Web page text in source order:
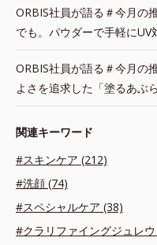
ORBIS社員が語る＃今月の
でも。パウダーで手軽にUV
ORBIS社員が語る＃今月の
よさを追求した「塗るあぶ
関連キーワード
#スキンケア (212)
#洗顔 (74)
#スペシャルケア (38)
#クラリファイングジュレ